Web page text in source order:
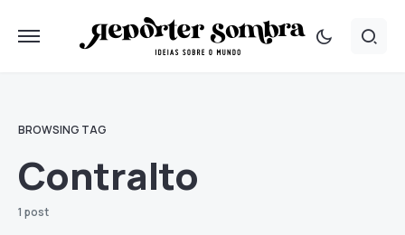
BROWSING TAG
Contralto
1 post